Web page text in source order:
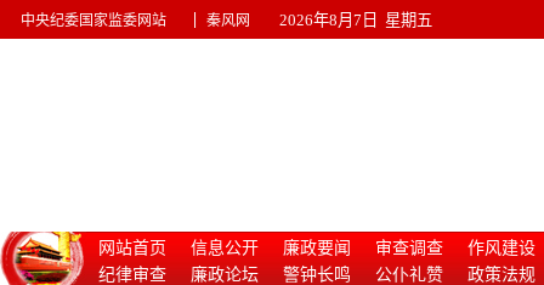
中央纪委国家监委网站 秦风网 2026年8月7日 星期五
网站首页 信息公开 廉政要闻 审查调查
作风建设
纪律审查
廉政论坛 警钟长鸣 公仆礼赞
政策法规